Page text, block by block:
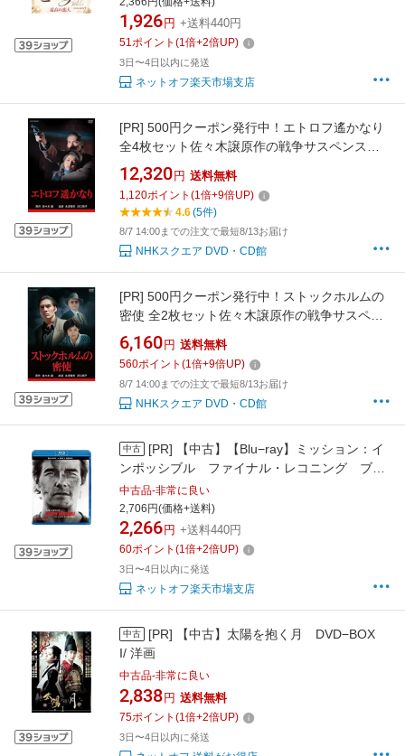
1,926 円 +送料440円
51ポイント (1倍+2倍UP)
3日〜4日以内に発送
ネットオフ楽天市場支店
[PR] 500円クーポン発行中！エトロフ遙かなり
全4枚セット佐々木譲原作の戦争サスペンスド
ラマの名作2作がDVDで蘇る！
12,320 円 送料無料
1,120ポイント (1倍+9倍UP)
4.6(5件)
8/7 14:00までの注文で最短8/13お届け
NHKスクエア DVD・CD館
[PR] 500円クーポン発行中！ストックホルムの
密使 全2枚セット佐々木譲原作の戦争サスペン
スドラマの名作2作がDVDで蘇る！
6,160 円 送料無料
560ポイント (1倍+9倍UP)
8/7 14:00までの注文で最短8/13お届け
NHKスクエア DVD・CD館
中古 [PR]
【中古】【Blu−ray】ミッション：イ
ンポッシブル ファイナル・レコニング ブル
ーレイ＋DVDセット / クリストファー・マッカ
リー【監督】
中古品-非常に良い
2,706円(価格+送料)
2,266 円 +送料440円
60ポイント (1倍+2倍UP)
3日〜4日以内に発送
ネットオフ楽天市場支店
中古 [PR]
【中古】太陽を抱く月 DVD−BOX
I/ 洋画
中古品-非常に良い
2,838 円 送料無料
75ポイント (1倍+2倍UP)
3日〜4日以内に発送